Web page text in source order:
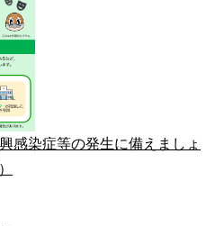
感染症等の発生に備えましょ